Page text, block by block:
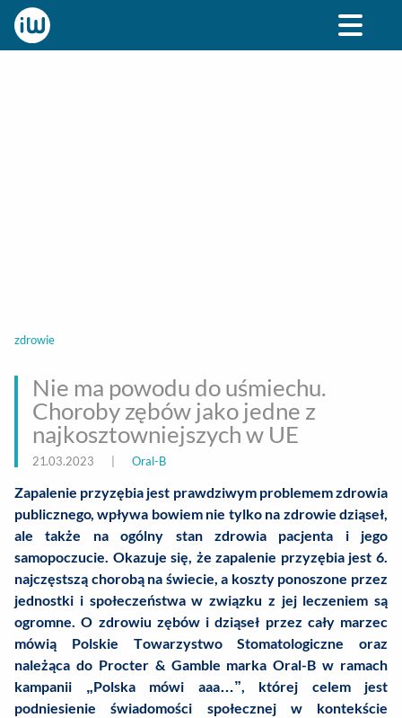
zdrowie
Nie ma powodu do uśmiechu.
Choroby zębów jako jedne z
najkosztowniejszych w UE
21.03.2023 Oral-B
Zapalenie przyzębia jest prawdziwym problemem zdrowia
publicznego, wpływa bowiem nie tylko na zdrowie dziąseł,
ale także na ogólny stan zdrowia pacjenta i jego
samopoczucie. Okazuje się, że zapalenie przyzębia jest 6.
najczęstszą chorobą na świecie, a koszty ponoszone przez
jednostki i społeczeństwa w związku z jej leczeniem są
ogromne. O zdrowiu zębów i dziąseł przez cały marzec
mówią Polskie Towarzystwo Stomatologiczne oraz
należąca do Procter & Gamble marka Oral-B w ramach
kampanii „Polska mówi aaa…”, której celem jest
podniesienie świadomości społecznej w kontekście